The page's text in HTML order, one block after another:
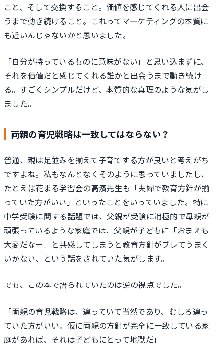
こと、そして交換すること。価値を感じてくれる人に出会
うまで動き続けること。これってマーケティングの本質に
も近いんじゃないかと思いました。
「自分が持っているものに意味がない」と思い込まずに、
それを価値だと感じてくれる誰かと出会うまで動き続け
る。すごくシンプルだけど、本質的な真理のような気がし
ました。
両親の育児戦略は一致してはならない？
普通、親は足並みを揃えて子育てする方が良いと考えがち
ですよね。私もなんとなくそのように思っていましたし、
たとえば花まる学習会の高濱先生も「夫婦で教育方針が揃
っていた方がいい」といったことをいっていました。特に
中学受験に関する話題では、父親が受験に消極的で母親が
頑張っているような家庭では、父親が子どもに「おまえも
大変だなー」と共感してしまうと教育方針がブレてうまく
いかない、という話をされていた気がします。
でも、この本で語られていたのは逆の視点でした。
「両親の育児戦略は、違っていて当然であり、むしろ違っ
ていた方がいい。仮に両親の方針が完全に一致している家
庭があれば、それは子どもにとって地獄だ」